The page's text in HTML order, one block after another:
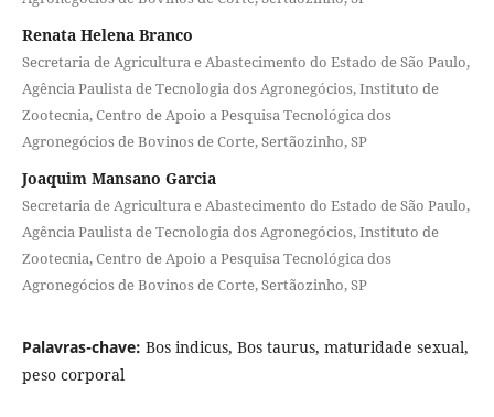
Renata Helena Branco
Secretaria de Agricultura e Abastecimento do Estado de São Paulo,
Agência Paulista de Tecnologia dos Agronegócios, Instituto de
Zootecnia, Centro de Apoio a Pesquisa Tecnológica dos
Agronegócios de Bovinos de Corte, Sertãozinho, SP
Joaquim Mansano Garcia
Secretaria de Agricultura e Abastecimento do Estado de São Paulo,
Agência Paulista de Tecnologia dos Agronegócios, Instituto de
Zootecnia, Centro de Apoio a Pesquisa Tecnológica dos
Agronegócios de Bovinos de Corte, Sertãozinho, SP
Palavras-chave: Bos indicus, Bos taurus, maturidade sexual,
peso corporal